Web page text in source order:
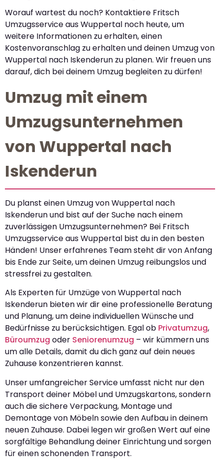
Worauf wartest du noch? Kontaktiere Fritsch
Umzugsservice aus Wuppertal noch heute, um
weitere Informationen zu erhalten, einen
Kostenvoranschlag zu erhalten und deinen Umzug von
Wuppertal nach Iskenderun zu planen. Wir freuen uns
darauf, dich bei deinem Umzug begleiten zu dürfen!
Umzug mit einem
Umzugsunternehmen
von Wuppertal nach
Iskenderun
Du planst einen Umzug von Wuppertal nach
Iskenderun und bist auf der Suche nach einem
zuverlässigen Umzugsunternehmen? Bei Fritsch
Umzugsservice aus Wuppertal bist du in den besten
Händen! Unser erfahrenes Team steht dir von Anfang
bis Ende zur Seite, um deinen Umzug reibungslos und
stressfrei zu gestalten.
Als Experten für Umzüge von Wuppertal nach
Iskenderun bieten wir dir eine professionelle Beratung
und Planung, um deine individuellen Wünsche und
Bedürfnisse zu berücksichtigen. Egal ob Privatumzug,
Büroumzug oder Seniorenumzug – wir kümmern uns
um alle Details, damit du dich ganz auf dein neues
Zuhause konzentrieren kannst.
Unser umfangreicher Service umfasst nicht nur den
Transport deiner Möbel und Umzugskartons, sondern
auch die sichere Verpackung, Montage und
Demontage von Möbeln sowie den Aufbau in deinem
neuen Zuhause. Dabei legen wir großen Wert auf eine
sorgfältige Behandlung deiner Einrichtung und sorgen
für einen schonenden Transport.